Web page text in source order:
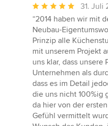
Durchschnittliche
Bewertung:
5
von
5
Sternen
31. Juli
“2014 haben wir mit
Neubau-
Prinzip alle
mit unserem Projekt
uns klar, dass unsere
Unternehmen als
dass es im Detail
die uns nicht 100%ig
da hier von der
Gefühl vermittelt